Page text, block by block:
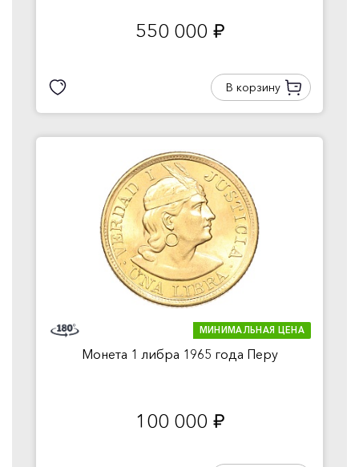
550 000 руб.
В корзину
МИНИМАЛЬНАЯ ЦЕНА
Монета 1 либра 1965 года Перу
100 000 руб.